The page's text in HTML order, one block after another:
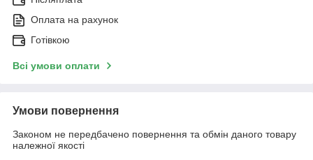
Оплата на рахунок
Готівкою
Всі умови оплати
Умови повернення
Законом не передбачено повернення та обмін даного товару
належної якості